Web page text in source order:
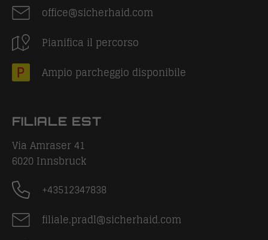
office@sicherhaid.com
Pianifica il percorso
Ampio parcheggio disponibile
FILIALE EST
Via Amraser 41
6020 Innsbruck
+43512347838
filiale.pradl@sicherhaid.com